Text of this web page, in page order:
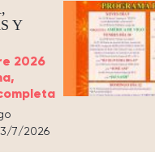
Y
2026
7/2026